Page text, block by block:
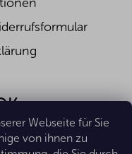
Webseite für Sie
von ihnen zu